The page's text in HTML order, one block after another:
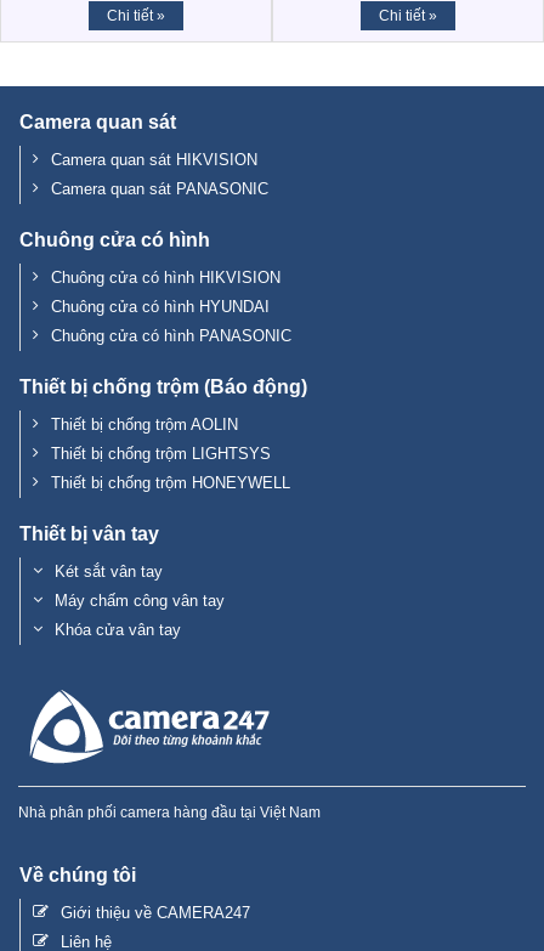
Chi tiết » Chi tiết »
Camera quan sát
Camera quan sát HIKVISION
Camera quan sát PANASONIC
Chuông cửa có hình
Chuông cửa có hình HIKVISION
Chuông cửa có hình HYUNDAI
Chuông cửa có hình PANASONIC
Thiết bị chống trộm (Báo động)
Thiết bị chống trộm AOLIN
Thiết bị chống trộm LIGHTSYS
Thiết bị chống trộm HONEYWELL
Thiết bị vân tay
Két sắt vân tay
Máy chấm công vân tay
Khóa cửa vân tay
Nhà phân phối camera hàng đầu tại Việt Nam
Về chúng tôi
Giới thiệu về CAMERA247
Liên hệ